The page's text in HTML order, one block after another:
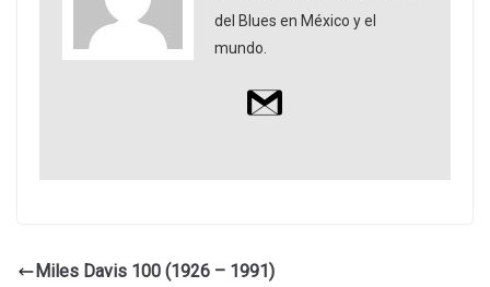
del Blues en México y el
mundo.
Miles Davis 100 (1926 – 1991)